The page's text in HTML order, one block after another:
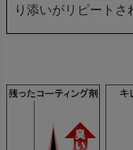
り添いがリピートさ